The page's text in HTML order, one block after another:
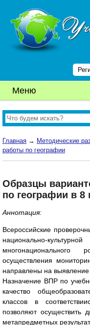
Меню
Главная → Методические
работы по географии
Образцы
по географии в 8
Аннотация:
Всероссийские
национально-
осуществления
направлены на выявление
Назначение ВПР по
качество
классов в
позволяют осуществить
метапредметных